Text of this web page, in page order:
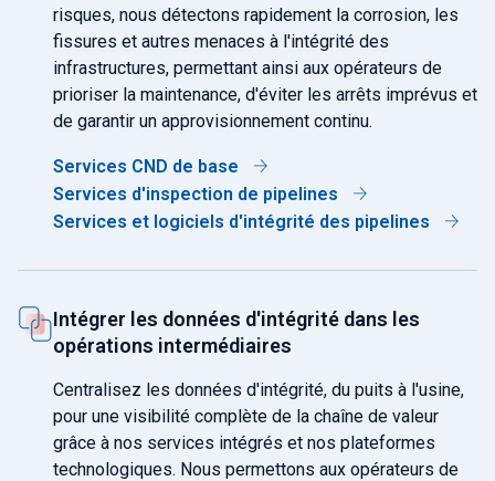
risques, nous détectons rapidement la corrosion, les
fissures et autres menaces à l'intégrité des
infrastructures, permettant ainsi aux opérateurs de
prioriser la maintenance, d'éviter les arrêts imprévus et
de garantir un approvisionnement continu.
Services CND de base
Services d'inspection de pipelines
Services et logiciels d'intégrité des pipelines
Intégrer les données d'intégrité dans les
opérations intermédiaires
Centralisez les données d'intégrité, du puits à l'usine,
pour une visibilité complète de la chaîne de valeur
grâce à nos services intégrés et nos plateformes
technologiques. Nous permettons aux opérateurs de